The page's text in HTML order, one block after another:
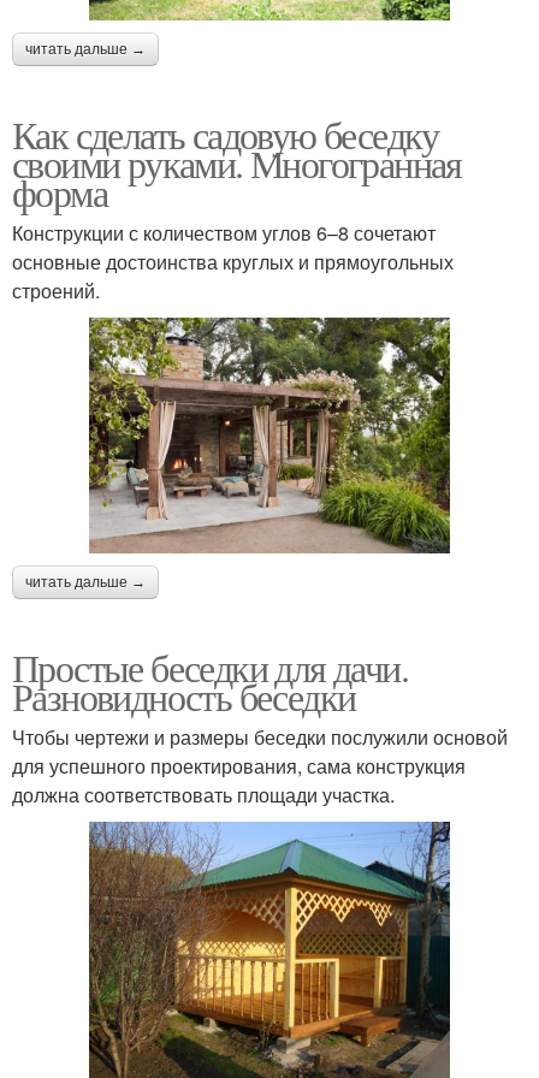
читать дальше →
Как сделать садовую беседку
своими руками. Многогранная
форма
Конструкции с количеством углов 6–8 сочетают
основные достоинства круглых и прямоугольных
строений.
читать дальше →
Простые беседки для дачи.
Разновидность беседки
Чтобы чертежи и размеры беседки послужили основой
для успешного проектирования, сама конструкция
должна соответствовать площади участка.